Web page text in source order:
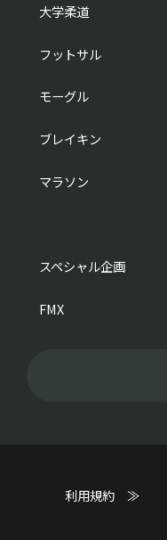
大学柔道
フットサル
モーグル
ブレイキン
マラソン
スペシャル企画
FMX
利用規約 ≫